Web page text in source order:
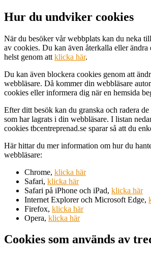
Hur du undviker cookies
När du besöker vår webbplats kan du neka
av cookies. Du kan även återkalla eller ändra
helst genom att klicka här.
Du kan även blockera cookies genom att
webbläsare. Då kommer din webbläsare
cookies eller informera dig när en hemsida
Efter ditt besök kan du granska och radera
som har lagrats i din webbläsare. I listan
cookies tbcentreprenad.se sparar så att du
Här hittar du mer information om hur du
webbläsare:
Chrome, klicka här
Safari, klicka här
Safari på iPhone och iPad, klicka här
Internet Explorer och Microsoft Edge,
Firefox, klicka här
Opera, klicka här
Cookies som används av